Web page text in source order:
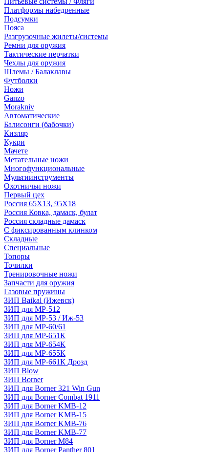
Платформы набедренные
Подсумки
Пояса
Разгрузочные жилеты/системы
Ремни для оружия
Тактические перчатки
Чехлы для оружия
Шлемы / Балаклавы
Футболки
Ножи
Ganzo
Morakniv
Автоматические
Балисонги (бабочки)
Кизляр
Кукри
Мачете
Метательные ножи
Многофункциональные
Мультиинструменты
Охотничьи ножи
Первый цех
Россия 65Х13, 95Х18
Россия Ковка, дамаск, булат
Россия складные дамаск
С фиксированным клинком
Складные
Специальные
Топоры
Точилки
Тренировочные ножи
Запчасти для оружия
Газовые пружины
ЗИП Baikal (Ижевск)
ЗИП для МР-512
ЗИП для МР-53 / Иж-53
ЗИП для МР-60/61
ЗИП для МР-651К
ЗИП для МР-654К
ЗИП для МР-655К
ЗИП для МР-661К Дрозд
ЗИП Blow
ЗИП Borner
ЗИП для Borner 321 Win Gun
ЗИП для Borner Combat 1911
ЗИП для Borner KMB-12
ЗИП для Borner KMB-15
ЗИП для Borner KMB-76
ЗИП для Borner KMB-77
ЗИП для Borner M84
ЗИП для Borner Panther 801